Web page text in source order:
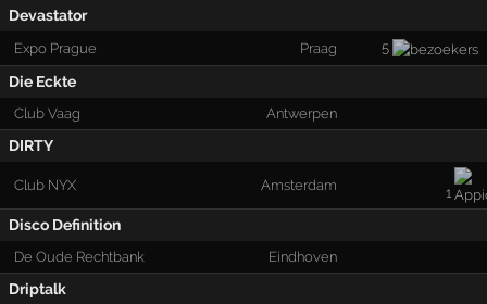
Devastator
Expo Prague Praag 5
Die Eckte
Club Vaag Antwerpen
DIRTY
Club NYX Amsterdam 1
Disco Definition
De Oude Rechtbank Eindhoven
Driptalk